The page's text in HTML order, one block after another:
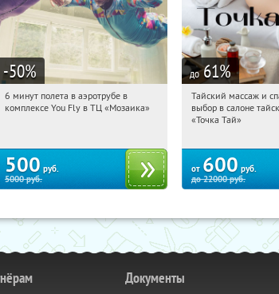
-50%
05:02:23 Купили:
6 минут полета в аэротрубе в
комплексе You Fly в ТЦ «Мозаика»
500 руб.
5000руб.
до 61%
05:02:23
Чертановская
Тайский массаж и
выбор в салоне
«Точка Тай»
от 600 руб.
до22000руб.
Документы